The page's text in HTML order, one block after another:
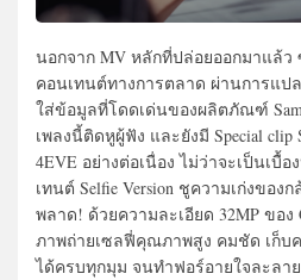
นอกจาก MV หลักที่ปล่อยออกมาแล้ว
คอนเทนต์ทางการตลาด ผ่านการแปล
ใส่ข้อมูลที่โดดเด่นของผลิตภัณฑ์
เพลงนี้ติดหูผู้ฟัง และยังมี Special clip
4EVE อย่างต่อเนื่อง ไม่ว่าจะเป็นเบื้
เทนต์ Selfie Version ชูความเก่งขอ
พลาด! ด้วยความละเอียด 32MP ของ
ภาพถ่ายเซลฟี่คุณภาพสูง คมชัด เก็บ
ได้ครบทุกมุม จนทำฟอร์อายใจละลา